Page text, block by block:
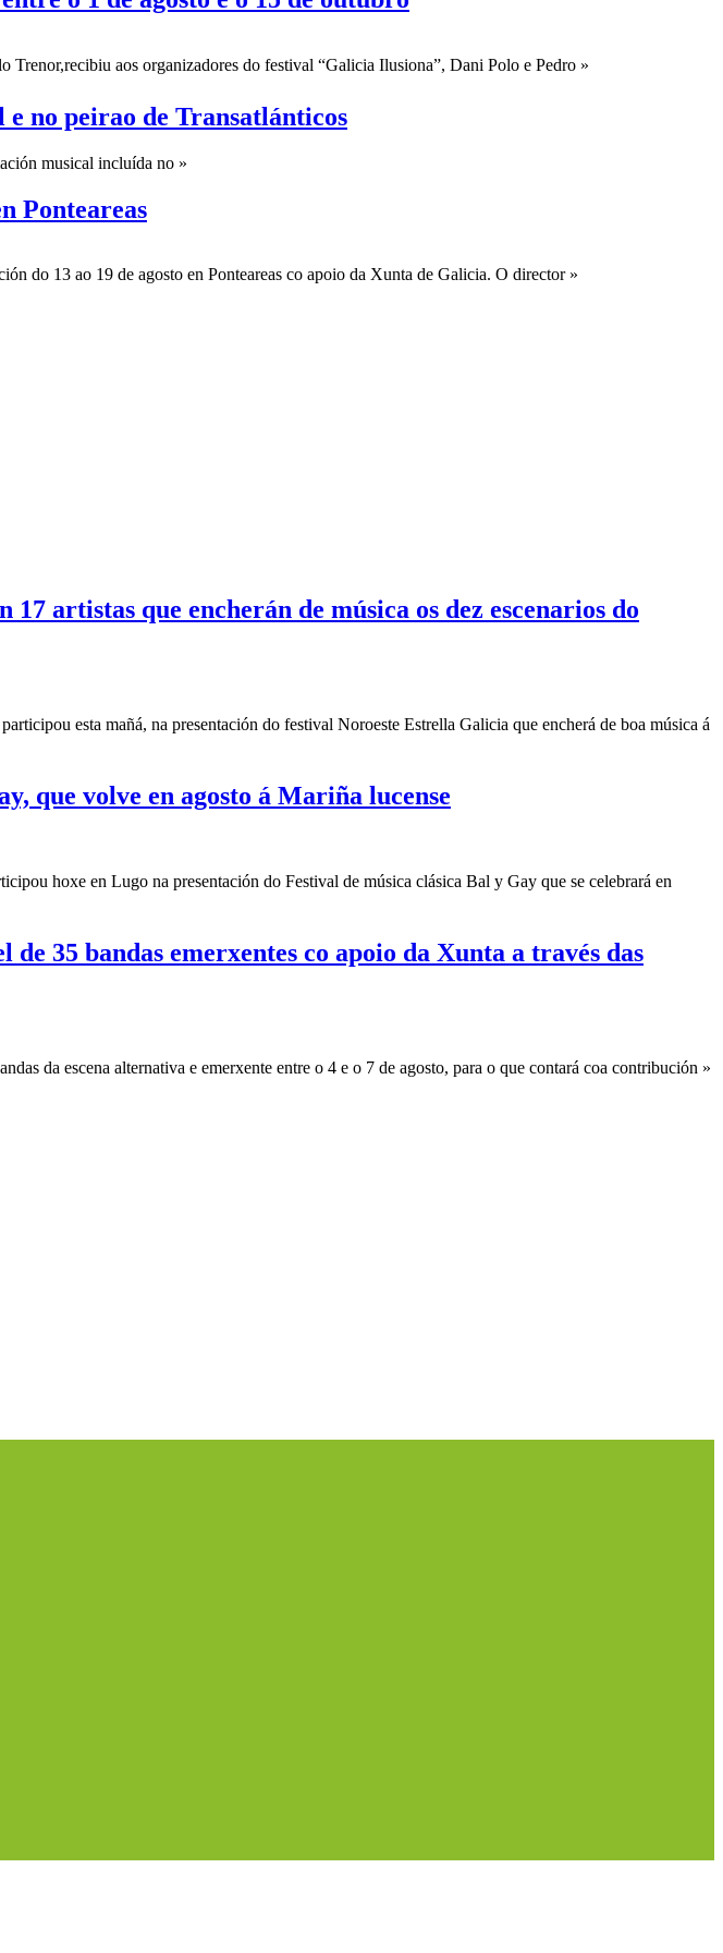
Trenor,recibiu aos organizadores do festival “Galicia Ilusiona”, Dani Polo e Pedro »
no peirao de Transatlánticos
musical incluída no »
Ponteareas
do 13 ao 19 de agosto en Ponteareas co apoio da Xunta de Galicia. O director »
artistas que encherán de música os dez escenarios do
esta mañá, na presentación do festival Noroeste Estrella Galicia que encherá de boa música á
que volve en agosto á Mariña lucense
hoxe en Lugo na presentación do Festival de música clásica Bal y Gay que se celebrará en
35 bandas emerxentes co apoio da Xunta a través das
da escena alternativa e emerxente entre o 4 e o 7 de agosto, para o que contará coa contribución »